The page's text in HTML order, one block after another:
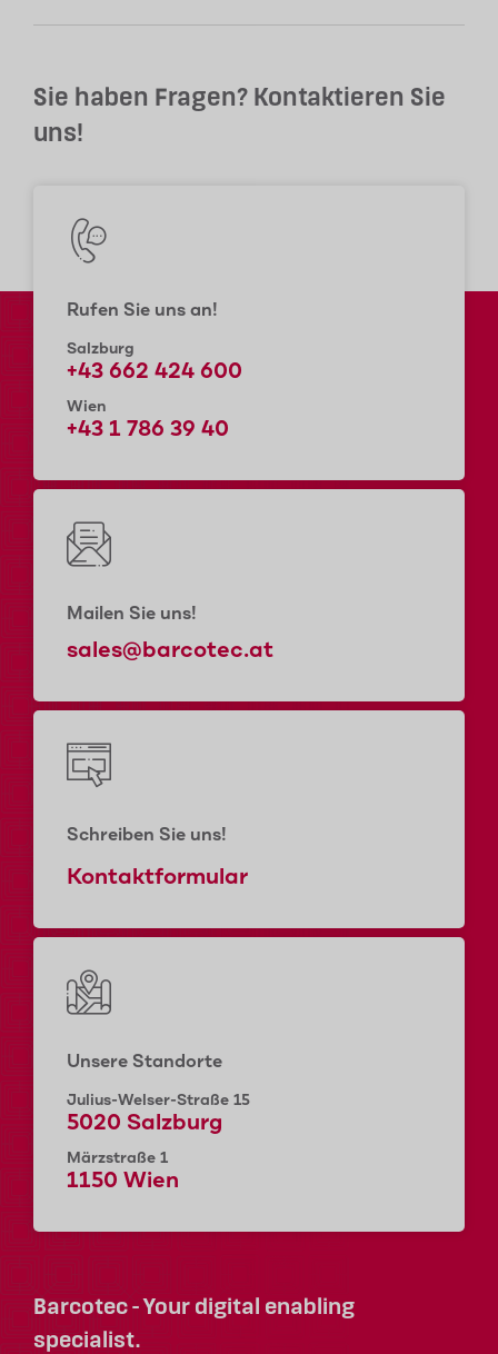
Sie haben Fragen? Kontaktieren Sie
uns!
Rufen Sie uns an!
Salzburg
+43 662 424 600
Wien
+43 1 786 39 40
Mailen Sie uns!
sales@barcotec.at
Schreiben Sie uns!
Kontaktformular
Unsere Standorte
Julius-Welser-Straße 15
5020 Salzburg
Märzstraße 1
1150 Wien
Barcotec - Your digital enabling
specialist.